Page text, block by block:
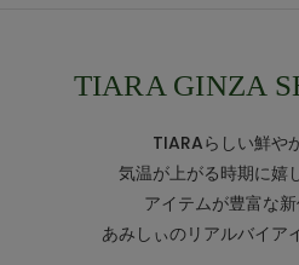
TIARA GINZA
TIARAらしい鮮や
気温が上がる時期に嬉
アイテムが豊富な新
あみしぃのリアルバイア